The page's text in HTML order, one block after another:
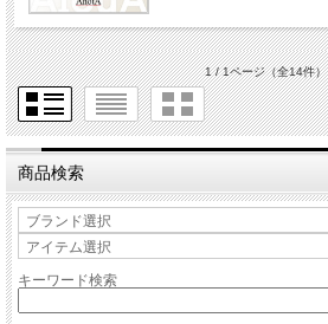
1 / 1ページ（全14件）
商品検索
キーワード検索